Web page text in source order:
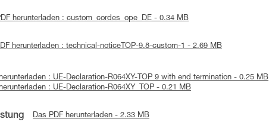
herunterladen : custom_cordes_ope_DE - 0.34 MB
herunterladen : technical-noticeTOP-9.8-custom-1 - 2.69 MB
: UE-Declaration-R064XY-TOP 9 with end termination - 0.25 MB
: UE-Declaration-R064XY_TOP - 0.21 MB
Das PDF herunterladen - 2.33 MB